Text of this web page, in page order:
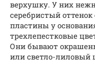
верхушку. У них
серебристый
пластины у
трехлепестковые
Они бывают
или светло-лиловый